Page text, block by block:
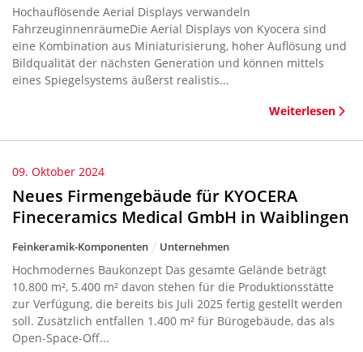
Hochauflösende Aerial Displays verwandeln
FahrzeuginnenräumeDie Aerial Displays von Kyocera sind
eine Kombination aus Miniaturisierung, hoher Auflösung und
Bildqualität der nächsten Generation und können mittels
eines Spiegelsystems äußerst realistis...
Weiterlesen
09. Oktober 2024
Neues Firmengebäude für KYOCERA
Fineceramics Medical GmbH in Waiblingen
Feinkeramik-Komponenten Unternehmen
Hochmodernes Baukonzept Das gesamte Gelände beträgt
10.800 m², 5.400 m² davon stehen für die Produktionsstätte
zur Verfügung, die bereits bis Juli 2025 fertig gestellt werden
soll. Zusätzlich entfallen 1.400 m² für Bürogebäude, das als
Open-Space-Off...